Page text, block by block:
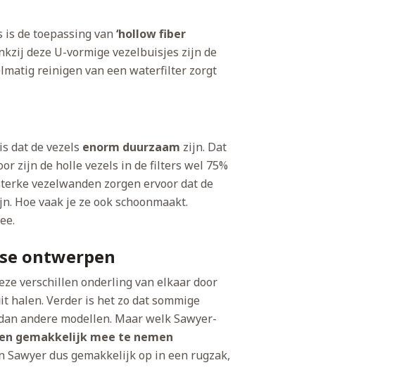
de toepassing van ‘hollow fiber
deze U-vormige vezelbuisjes zijn de
reinigen van een waterfilter zorgt
dat de vezels enorm duurzaam zijn. Dat
zijn de holle vezels in de filters wel 75%
vezelwanden zorgen ervoor dat de
Hoe vaak je ze ook schoonmaakt.
ontwerpen
verschillen onderling van elkaar door
halen. Verder is het zo dat sommige
andere modellen. Maar welk Sawyer-
gemakkelijk mee te nemen
Sawyer dus gemakkelijk op in een rugzak,